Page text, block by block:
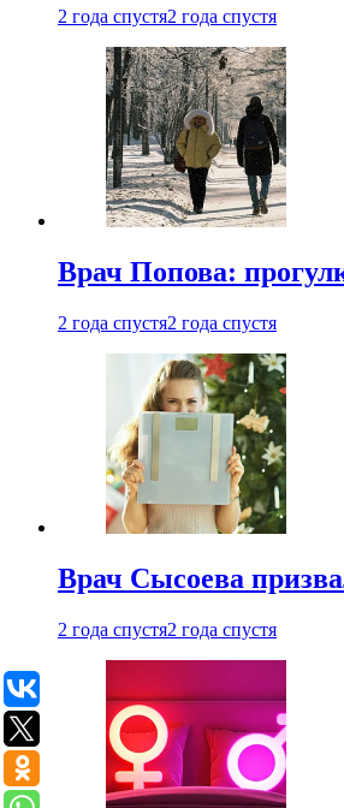
2 года спустя2 года спустя
Врач Попова:
2 года спустя2 года спустя
Врач Сысоева
2 года спустя2 года спустя